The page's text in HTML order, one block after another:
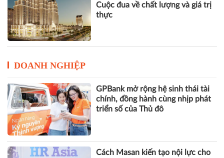
Cuộc đua về chất lượng và giá trị
thực
DOANH NGHIỆP
GPBank mở rộng hệ sinh thái tài
chính, đồng hành cùng nhịp phát
triển số của Thủ đô
Cách Masan kiến tạo nội lực cho